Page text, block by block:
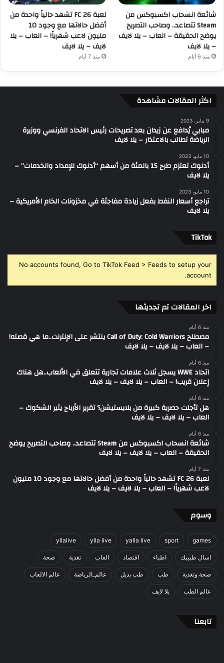
شائعة انسحاب اكسبوكس من
Steam تتصاعد.. وصاحب التصريح
يوضح الحقيقة – العاب – يلا لايف
– يلا لايف
منذ 6 أيام
لعبة FC 26 تشهد حالياً واحدة من
أفضل حالاتها مع وجود 10
مليون لاعب شهرياً! – العاب – يلا
لايف – يلا لايف
منذ 7 أيام
اكثر المقالات مشاهدة
9 يناير، 2023
مبابي يُدافع عن زيدان بعد تصريحات رئيس الاتحاد الفرنسي ووزيرة
الرياضة تطالب بالاعتذار – يلا لايف
10 مايو، 2023
أدنوك تعتزم طرح 15 بالمئة من أسهم “أدنوك للإمداد والخدمات” –
يلا لايف
10 مايو، 2023
تراجع أسعار النفط بفعل زيادة مفاجئة في مخزونات الخام الأمريكية –
يلا لايف
‫TikTok
No accounts found, Go to TikTok Feed > Feeds to setup your
account.
اخر المقالات تم تجديثها
منذ 6 أيام
مصطلح Call of Duty: Cold Warriors ينتشر على الإنترنت..ما هي قصته!
– العاب – يلا لايف – يلا لايف
منذ 6 أيام
اتحاد WWE يسجل ثلاث علامات تجارية تتعلق في الألعاب..هل هناك
إعلان قريب! – العاب – يلا لايف – يلا لايف
منذ 6 أيام
هل تأجلت حصرية كبيرة من بلايستيشن؟ تقرير الأرباح يثير الشكوك –
العاب – يلا لايف – يلا لايف
منذ 6 أيام
شائعة انسحاب اكسبوكس من Steam تتصاعد.. وصاحب التصريح يوضح
الحقيقة – العاب – يلا لايف – يلا لايف
منذ 7 أيام
لعبة FC 26 تشهد حالياً واحدة من أفضل حالاتها مع وجود 10 مليون
لاعب شهرياً! – العاب – يلا لايف – يلا لايف
وسوم
games
sport
yalla live
ylla live
yllalive
اسال طبيبك اطباء اقتصاد العاب تغذية صحة
صحة وتغذية طب طب بديل عالم_الرياضة عالم الالعاب
عالم الطب يلا لايف
تابعنا